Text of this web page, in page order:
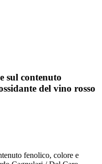
sul contenuto
del vino rosso
fenolico, colore e